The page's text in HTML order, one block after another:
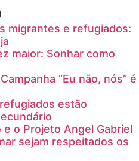
migrantes e refugiados:
maior: Sonhar como
“Eu não, nós” é
estão
e o Projeto Angel Gabriel
sejam respeitados os